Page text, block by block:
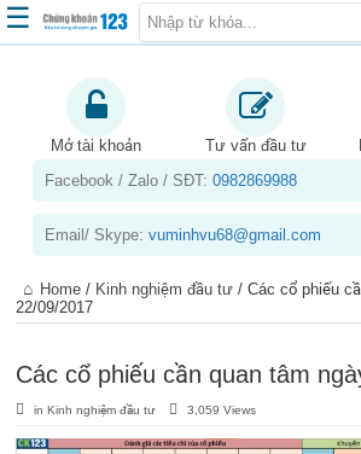
Trang chủ
Kiến thức chứng khoán
Kinh nghiệm đầu tư
Sản phẩm – dịch vụ
Chứng khoán phái sinh
☰
Mở tài khoản Tư vấn đầu tư
Facebook / Zalo / SĐT:0982869988
Email/ Skype:vuminhvu68@gmail.com
Home / Kinh nghiệm đầu tư /Các cổ phiếu
22/09/2017
Các cổ phiếu cần quan tâm
inKinh nghiệm đầu tư 3,059 Views